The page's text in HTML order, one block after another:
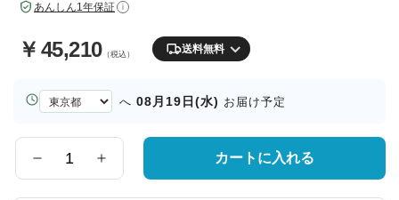
あんしん1年保証 i
￥ 45,210（税込） 送料無料
お
届
へ 08月19日(水) お届け予定
量
カートに入れる